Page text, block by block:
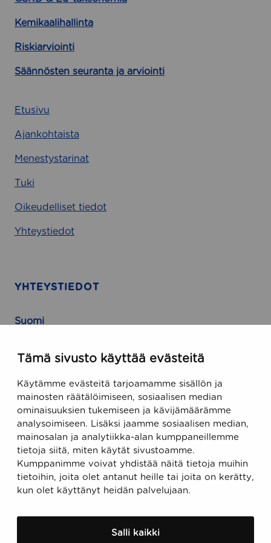
Tämä sivusto käyttää evästeitä
Käytämme evästeitä tarjoamamme sisällön ja
mainosten räätälöimiseen, sosiaalisen median
ominaisuuksien tukemiseen ja kävijämäärämme
analysoimiseen. Lisäksi jaamme sosiaalisen median,
mainosalan ja analytiikka-alan kumppaneillemme
tietoja siitä, miten käytät sivustoamme.
Kumppanimme voivat yhdistää näitä tietoja muihin
tietoihin, joita olet antanut heille tai joita on kerätty,
kun olet käyttänyt heidän palvelujaan.
Salli kaikki
Kemikaalihallinta
Riskiarviointi
Säännösten seuranta ja arviointi
Etusivu
Ajankohtaista
Menestystarinat
Tuki
Oikeudelliset tiedot
Yhteystiedot
YHTEYSTIEDOT
Suomi
FIN-00100 Helsinki, Finland
USA
470 Ramona Street
Palo Alto, CA 94301, USA
Sähköposti
support@ecobiomanager.com